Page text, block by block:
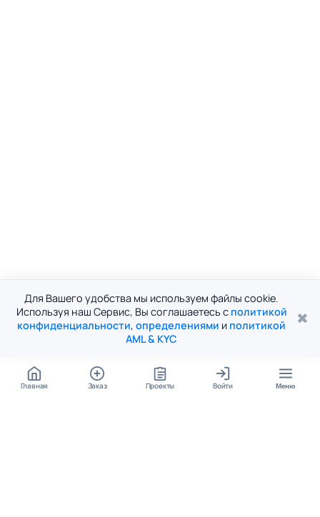
Для Вашего удобства мы используем файлы cookie.
Используя наш Сервис, Вы соглашаетесь с политикой
конфиденциальности, определениями и политикой
AML & KYC
✖
Главная Заказ Проекты Войти Меню